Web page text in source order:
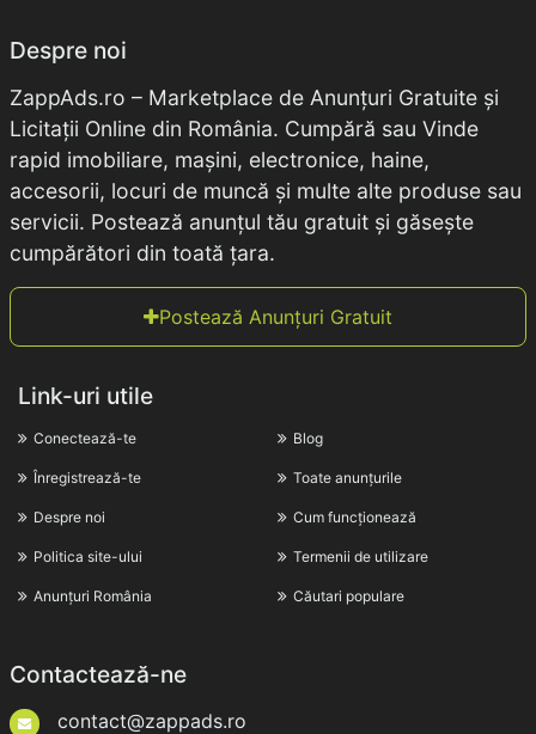
Despre noi
ZappAds.ro – Marketplace de Anunțuri Gratuite și
Licitații Online din România. Cumpără sau Vinde
rapid imobiliare, mașini, electronice, haine,
accesorii, locuri de muncă și multe alte produse sau
servicii. Postează anunțul tău gratuit și găsește
cumpărători din toată țara.
Postează Anunțuri Gratuit
Link-uri utile
Conectează-te
Înregistrează-te
Despre noi
Politica site-ului
Anunțuri România
Blog
Toate anunțurile
Cum funcționează
Termenii de utilizare
Căutari populare
Contactează-ne
contact@zappads.ro